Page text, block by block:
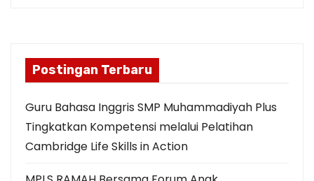
Postingan Terbaru
Guru Bahasa Inggris SMP Muhammadiyah Plus
Tingkatkan Kompetensi melalui Pelatihan
Cambridge Life Skills in Action